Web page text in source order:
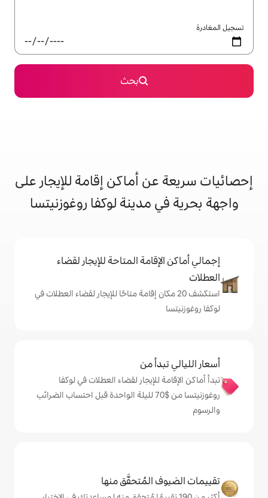
أماكن إقامة للإيجار على
مدينة لوكفا روغوزنيتسا
المتاحة للإيجار لقضاء
20 مكان إقامة متاحًا للإيجار لقضاء العطلات في
للإيجار لقضاء العطلات في لوكفا
روغوزنيتسا من $‏70 لليلة الواحدة قبل احتساب الضرائب
المُتحقَّق منها